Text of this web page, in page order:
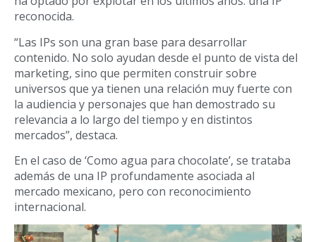
reconocida.
“Las IPs son una gran base para desarrollar
contenido. No solo ayudan desde el punto de vista del
marketing, sino que permiten construir sobre
universos que ya tienen una relación muy fuerte con
la audiencia y personajes que han demostrado su
relevancia a lo largo del tiempo y en distintos
mercados”, destaca.
En el caso de ‘Como agua para chocolate’, se trataba
además de una IP profundamente asociada al
mercado mexicano, pero con reconocimiento
internacional.